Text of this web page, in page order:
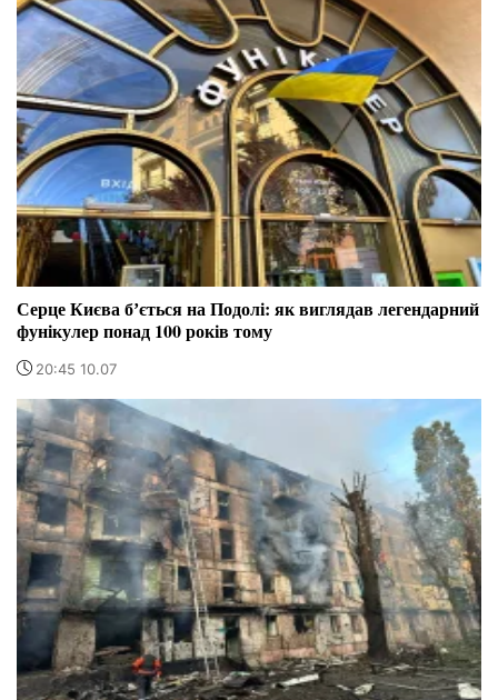
Серце Києва бʼється на Подолі: як виглядав легендарний
фунікулер понад 100 років тому
20:45 10.07